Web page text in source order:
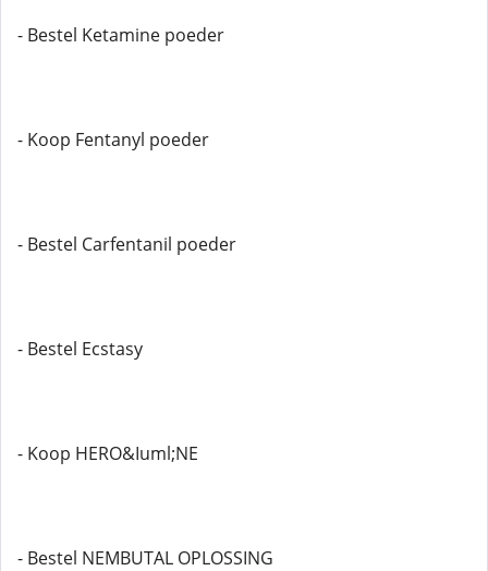
- Bestel Ketamine poeder
- Koop Fentanyl poeder
- Bestel Carfentanil poeder
- Bestel Ecstasy
- Koop HERO&Iuml;NE
- Bestel NEMBUTAL OPLOSSING